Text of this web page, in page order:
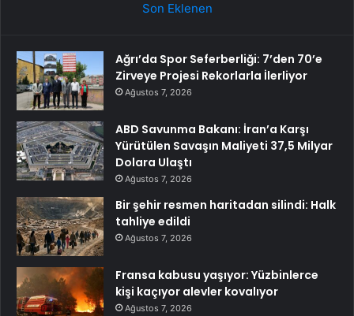
Son Eklenen
Ağrı’da Spor Seferberliği: 7’den 70’e
Zirveye Projesi Rekorlarla İlerliyor
Ağustos 7, 2026
ABD Savunma Bakanı: İran’a Karşı
Yürütülen Savaşın Maliyeti 37,5 Milyar
Dolara Ulaştı
Ağustos 7, 2026
Bir şehir resmen haritadan silindi: Halk
tahliye edildi
Ağustos 7, 2026
Fransa kabusu yaşıyor: Yüzbinlerce
kişi kaçıyor alevler kovalıyor
Ağustos 7, 2026